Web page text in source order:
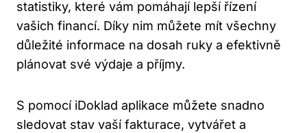
statistiky, které vám pomáhají lepší řízení
vašich financí. Díky nim můžete mít všechny
důležité informace na dosah ruky a efektivně
plánovat své výdaje a příjmy.
S pomocí iDoklad aplikace můžete snadno
sledovat stav vaší fakturace, vytvářet a